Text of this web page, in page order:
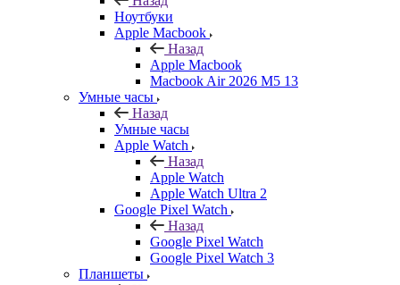
Ноутбуки
Apple Macbook
Назад
Apple Macbook
Macbook Air 2026 M5 13
Умные часы
Назад
Умные часы
Apple Watch
Назад
Apple Watch
Apple Watch Ultra 2
Google Pixel Watch
Назад
Google Pixel Watch
Google Pixel Watch 3
Планшеты